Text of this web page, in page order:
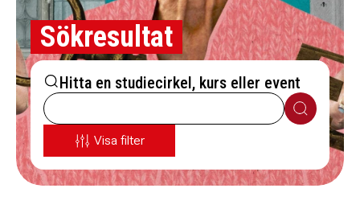
Sökresultat
Hitta en studiecirkel, kurs eller event
Sök
Visa filter